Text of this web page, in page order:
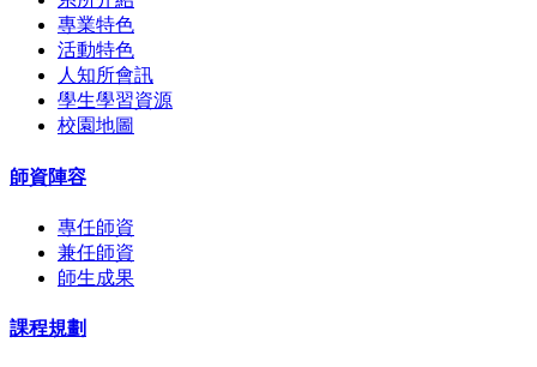
專業特色
活動特色
人知所會訊
學生學習資源
校園地圖
師資陣容
專任師資
兼任師資
師生成果
課程規劃